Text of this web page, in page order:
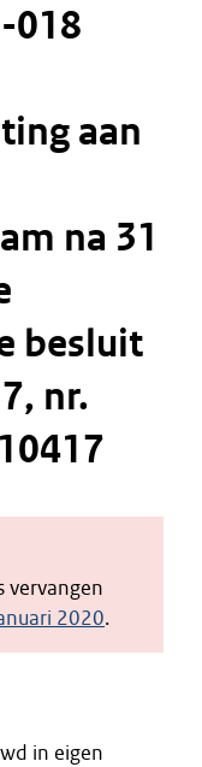
018
aan
na 31
besluit
nr.
vervangen
2020.
in eigen